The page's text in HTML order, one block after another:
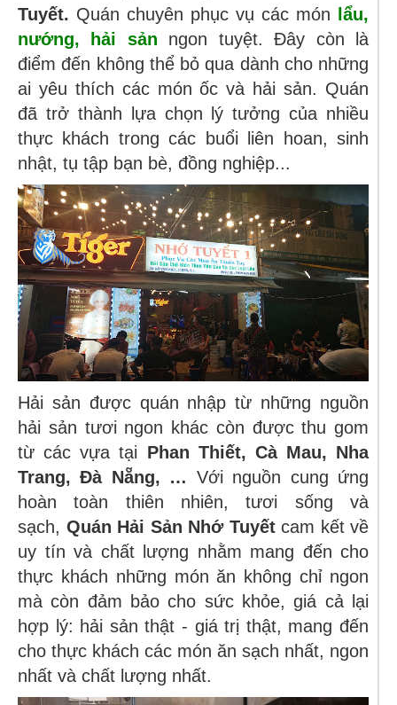
Tuyết. Quán chuyên phục vụ các món
lẩu,
nướng, hải sản ngon tuyệt. Đây còn là
điểm đến không thể bỏ qua dành cho những
ai yêu thích các món ốc và hải sản. Quán
đã trở thành lựa chọn lý tưởng của nhiều
thực khách trong các buổi liên hoan, sinh
nhật, tụ tập bạn bè, đồng nghiệp...
Hải sản được quán nhập từ những nguồn
hải sản tươi ngon khác còn được thu gom
từ các vựa tại Phan Thiết, Cà Mau, Nha
Trang, Đà Nẵng, … Với nguồn cung ứng
hoàn toàn thiên nhiên, tươi sống và
sạch, Quán Hải Sản Nhớ Tuyết cam kết về
uy tín và chất lượng nhằm mang đến cho
thực khách những món ăn không chỉ ngon
mà còn đảm bảo cho sức khỏe, giá cả lại
hợp lý: hải sản thật - giá trị thật, mang đến
cho thực khách các món ăn sạch nhất, ngon
nhất và chất lượng nhất.